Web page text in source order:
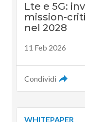
Lte e 5G:
mission-
nel 2028
11 Feb 2026
Condividi
WHITEPAPER